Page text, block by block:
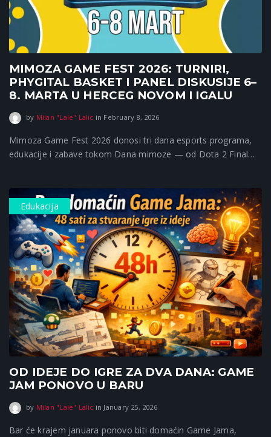
MIMOZA GAME FEST 2026: TURNIRI,
PHYGITAL BASKET I PANEL DISKUSIJE 6–
8. MARTA U HERCEG NOVOM I IGALU
by Milan "Lale" Lalic in February 8, 2026February 8, 2026
Mimoza Game Fest 2026 donosi tri dana esports programa,
edukacije i zabave tokom Dana mimoze — od Dota 2 Final…
Edukacija
OD IDEJE DO IGRE ZA DVA DANA: GAME
JAM PONOVO U BARU
by Milan "Lale" Lalic in January 25, 2026January 25, 2026
Bar će krajem januara ponovo biti domaćin Game Jama,